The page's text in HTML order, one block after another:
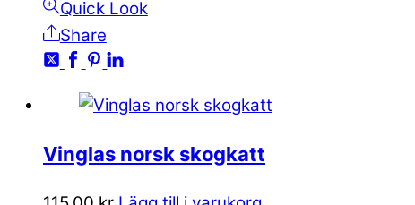
Quick Look
Share
Vinglas norsk skogkatt